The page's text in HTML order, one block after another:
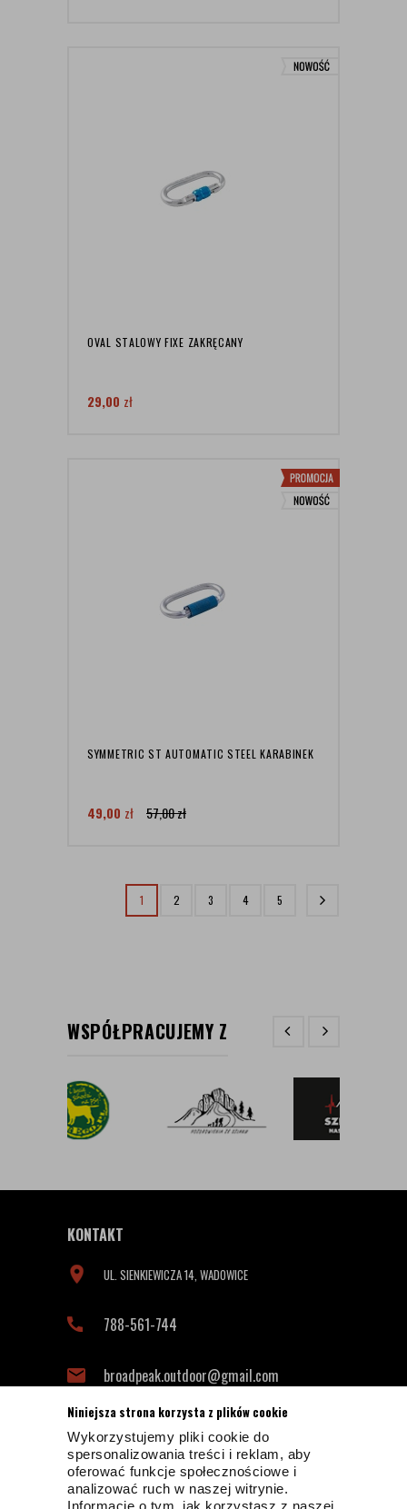
Niniejsza strona korzysta z plików cookie
Wykorzystujemy pliki cookie do
spersonalizowania treści i reklam, aby
oferować funkcje społecznościowe i
analizować ruch w naszej witrynie.
Informacje o tym, jak korzystasz z naszej
OVAL STALOWY FIXE ZAKRĘCANY
29,00 zł
SYMMETRIC ST AUTOMATIC STEEL KARABINEK
49,00 zł 57,00zł
1 2 3 4 5
WSPÓŁPRACUJEMY Z
KONTAKT
UL. SIENKIEWICZA 14, WADOWICE
788-561-744
broadpeak.outdoor@gmail.com
INFORMACJE KONTAKTOWE